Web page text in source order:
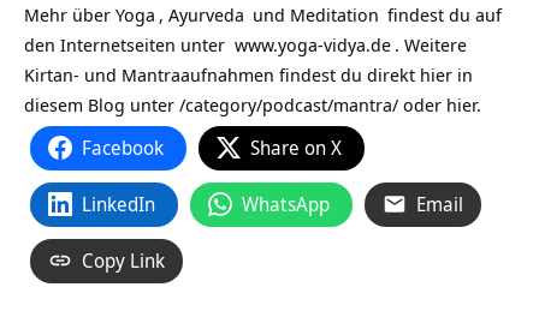
Mehr über Yoga , Ayurveda und Meditation findest du auf
den Internetseiten unter www.yoga-vidya.de . Weitere
Kirtan- und Mantraaufnahmen findest du direkt hier in
diesem Blog unter /category/podcast/mantra/ oder hier.
Facebook Share on X
LinkedIn WhatsApp Email
Copy Link